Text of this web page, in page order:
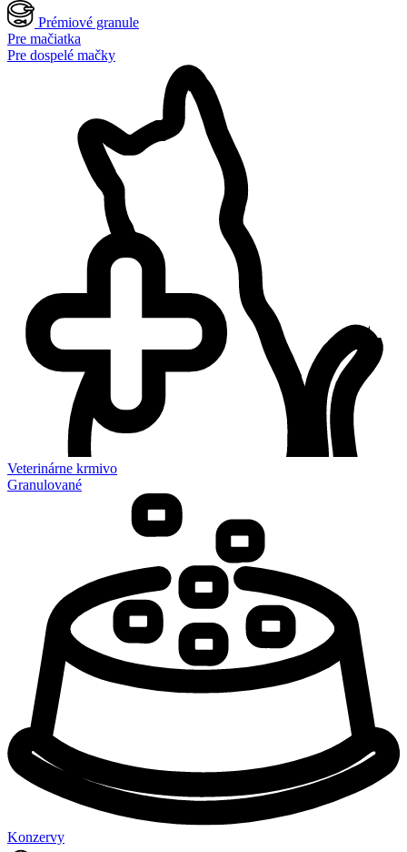
Prémiové granule
Pre mačiatka
Pre dospelé mačky
Veterinárne krmivo
Granulované
Konzervy